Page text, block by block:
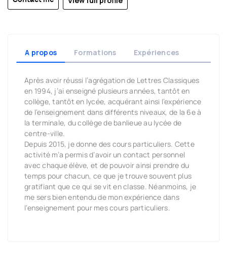
A propos Formations Expériences
Après avoir réussi l’agrégation de Lettres Classiques
en 1994, j’ai enseigné plusieurs années, tantôt en
collège, tantôt en lycée, acquérant ainsi l’expérience
de l’enseignement dans différents niveaux, de la 6e à
la terminale, du collège de banlieue au lycée de
centre-ville.
Depuis 2015, je donne des cours particuliers. Cette
activité m’a permis d’avoir un contact personnel
avec chaque élève, et de pouvoir ainsi prendre du
temps pour chacun, ce que je trouve souvent plus
gratifiant que ce qui se vit en classe. Néanmoins, je
me sers bien entendu de mon expérience dans
l’enseignement pour mes cours particuliers.